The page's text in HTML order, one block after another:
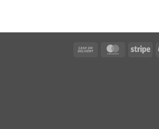
PayPal
Stripe
MasterCard